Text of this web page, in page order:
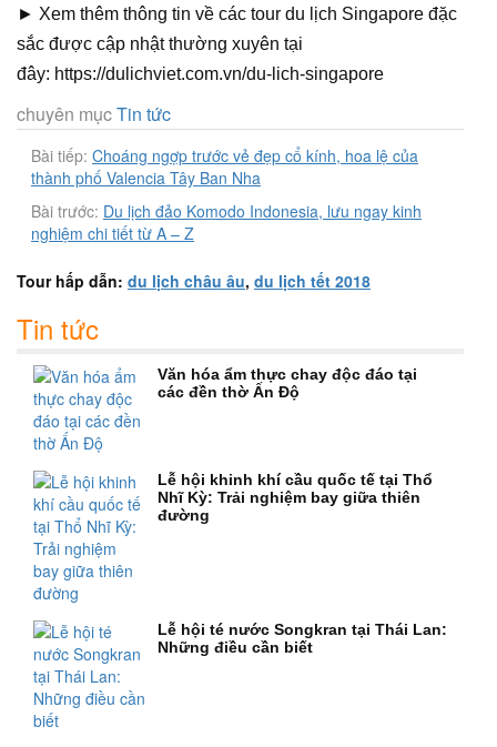
► Xem thêm thông tin về các tour du lịch Singapore đặc
sắc được cập nhật thường xuyên tại
đây: https://dulichviet.com.vn/du-lich-singapore
chuyên mụcTin tức
Bài tiếp: Choáng ngợp trước vẻ đẹp cổ kính, hoa lệ của
thành phố Valencia Tây Ban Nha
Bài trước: Du lịch đảo Komodo Indonesia, lưu ngay kinh
nghiệm chi tiết từ A – Z
Tour hấp dẫn: du lịch châu âu, du lịch tết 2018
Tin tức
Văn hóa ẩm thực chay độc đáo tại
các đền thờ Ấn Độ
Lễ hội khinh khí cầu quốc tế tại Thổ
Nhĩ Kỳ: Trải nghiệm bay giữa thiên
đường
Lễ hội té nước Songkran tại Thái Lan:
Những điều cần biết